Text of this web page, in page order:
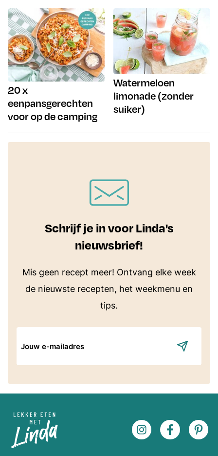
20 x
eenpansgerechten
voor op de camping
Watermeloen
limonade (zonder
suiker)
Schrijf je in voor Linda's
nieuwsbrief!
Mis geen recept meer! Ontvang elke week
de nieuwste recepten, het weekmenu en
tips.
mailadres